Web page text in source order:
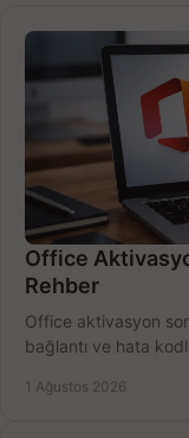
Office
Rehber
Office aktivasyon
bağlantı ve hata
1 Ağustos 2026